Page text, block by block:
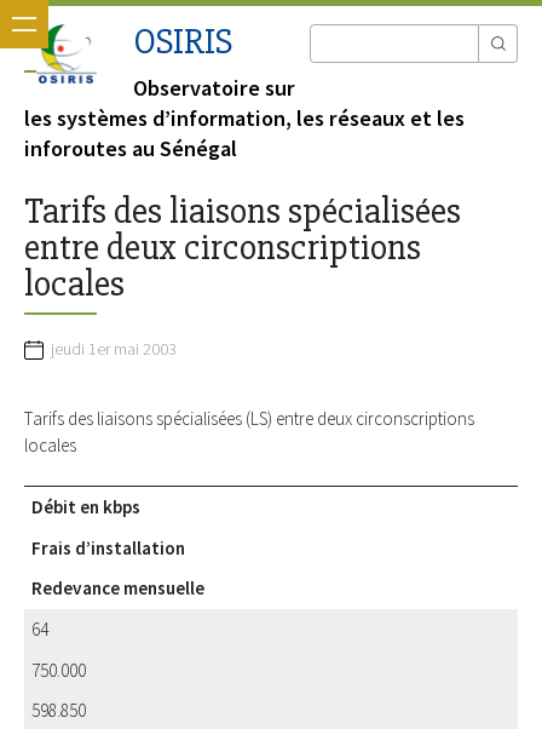
OSIRIS
Observatoire sur
les systèmes d’information, les réseaux et les
inforoutes au Sénégal
Tarifs des liaisons spécialisées
entre deux circonscriptions
locales
jeudi 1er mai 2003
Tarifs des liaisons spécialisées (LS) entre deux circonscriptions
locales
Débit en kbps
Frais d’installation
Redevance mensuelle
64
750.000
598.850